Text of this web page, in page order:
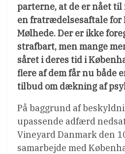
parterne, at de er nået
en fratrædelsesaftale for
Mølhede. Der er ikke
strafbart, men mange
såret i deres tid i
flere af dem får nu både
tilbud om dækning af
På baggrund af
upassende adfærd
Vineyard Danmark den
samarbejde med